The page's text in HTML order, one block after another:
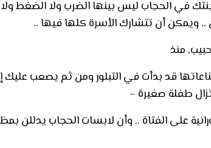
في الحجاب ليس بينها الضرب ولا الضغط ولا
ويمكن أن تتشارك الأسرة كلها فيها ..
منذ
قد بدأت في التبلور ومن ثم يصعب عليك
طفلة صغيرة –
على الفتاة .. وأن لابسات الحجاب يدللن